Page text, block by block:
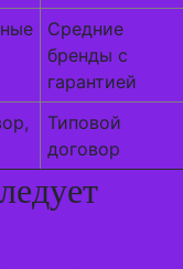
Средние
бренды с
гарантией
Типовой
договор